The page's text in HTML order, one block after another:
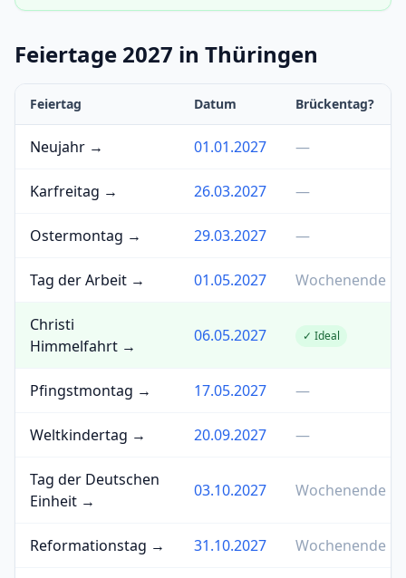
Feiertage 2027 in Thüringen
Feiertag Datum Brückentag?
Neujahr → 01.01.2027 —
Karfreitag → 26.03.2027 —
Ostermontag → 29.03.2027 —
Tag der Arbeit → 01.05.2027 Wochenende
Christi
Himmelfahrt →
06.05.2027 ✓ Ideal
Pfingstmontag → 17.05.2027 —
Weltkindertag → 20.09.2027 —
Tag der Deutschen
Einheit →
03.10.2027 Wochenende
Reformationstag → 31.10.2027 Wochenende